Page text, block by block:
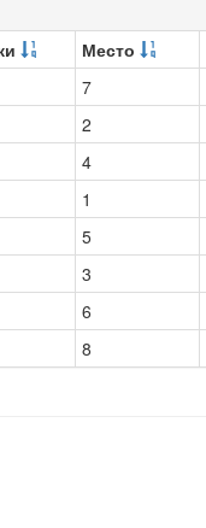
Место
7
2
4
1
5
3
6
8